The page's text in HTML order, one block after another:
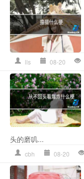
lls 08-20
头的磨叽...
cbh 08-20